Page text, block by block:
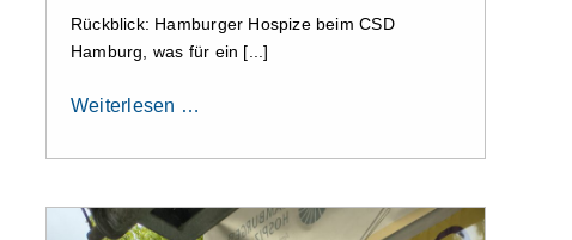
Rückblick: Hamburger Hospize beim CSD
Hamburg, was für ein [...]
Weiterlesen …